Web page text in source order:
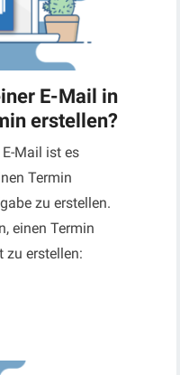
E-Mail in
erstellen?
Mail ist es
Termin
zu erstellen.
einen Termin
zu erstellen: